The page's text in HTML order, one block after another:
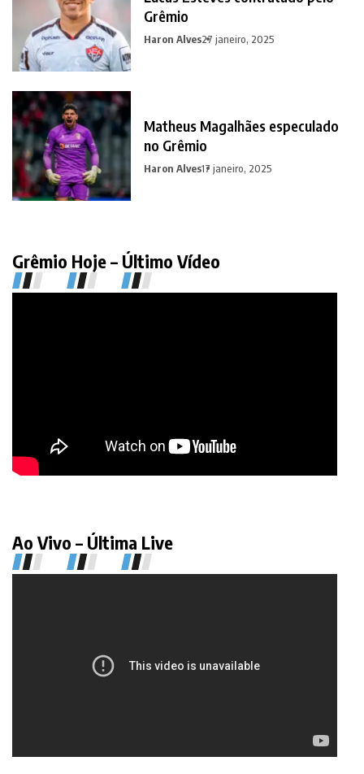
Grêmio
Haron Alves27 janeiro, 2025
Matheus Magalhães especulado
no Grêmio
Haron Alves17 janeiro, 2025
Grêmio Hoje – Último Vídeo
Ao Vivo – Última Live